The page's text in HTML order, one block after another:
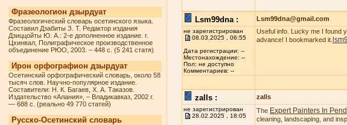
Фразеологион дзырдуат
Фразеологический словарь осетинского языка.
Составил Дзабиты З. Т. Редактор издания
Дзиццойты Ю. А.: 2-е дополненное издание. г.
Цхинвал, Полиграфическое производственное
объединение РЮО, 2003. – 448 с. (5 241 статя)
Ирон орфографион дзырдуат
Осетинский орфографический словарь, около 58
тысяч слов. Научно-популярное издание.
Составители: Н. К. Багаев, Х. А. Таказов.
Издательство «Алания», – Владикавказ, 2002 г.
— 688 с. (реально 49 770 статей)
Русско-Осетинский словарь
Lsm99dna : Lsm99dna@gmail.com
не зарегистрирован
08.03.2025 , 06:55
Дата регистрации: --
Местонахождение: --
Пол: не доступно
Комментариев: --
Useful info. Lucky me I found
advance! I bookmarked it.
zalls : zalls
не зарегистрирован
28.02.2025 , 18:05
The Expert Painters In
cleaning, landscaping, and